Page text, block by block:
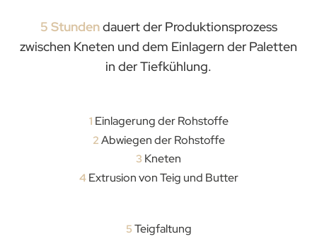
5 Stundendauert der Produktionsprozess
zwischen Kneten und dem Einlagern der Paletten
in der Tiefkühlung.
1 Einlagerung der Rohstoffe
2 Abwiegen der Rohstoffe
3 Kneten
4 Extrusion von Teig und Butter
5 Teigfaltung